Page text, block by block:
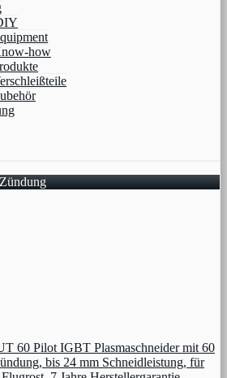
how
60 Pilot IGBT Plasmaschneider mit 60
bis 24 mm Schneidleistung, für